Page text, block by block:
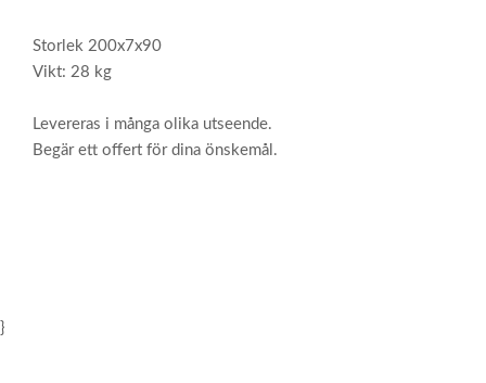
Storlek 200x7x90
Vikt: 28 kg
Levereras i många olika utseende.
Begär ett offert för dina önskemål.
}